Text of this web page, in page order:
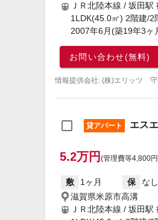
ＪＲ北陸本線 / 坂田駅
1LDK(45.0㎡) 2階建/2
2007年6月(築19年3ヶ
お問い合わせ(無料)
情報提供会社: (株)エリッツ
貸アパート エス
5.2万円 (管理費等4,800
敷 1ヶ月 保 なし
滋賀県米原市高溝
ＪＲ北陸本線 / 坂田駅